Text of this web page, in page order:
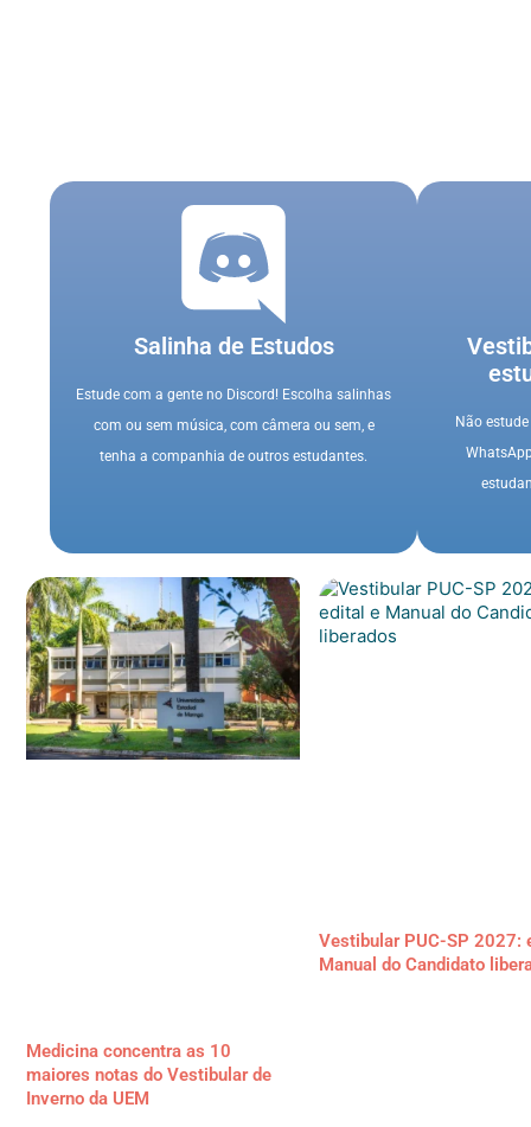
Salinha de Estudos
Estude com a gente no Discord! Escolha salinhas
com ou sem música, com câmera ou sem, e
tenha a companhia de outros estudantes.
Não
Medicina concentra as 10
maiores notas do Vestibular de
Inverno da UEM
Vestibular PUC-SP 2027:
Manual do Candidato